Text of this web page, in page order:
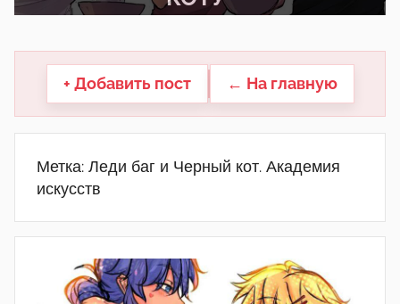
другие.
+ Добавить пост ← На главную
Метка: Леди баг и Черный кот. Академия
искусств